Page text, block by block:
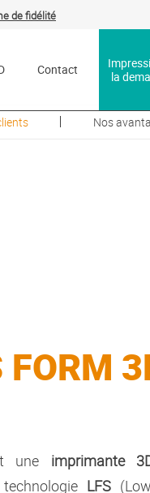
de fidélité
Contact
la
Nos
FORM
une imprimante
LFS